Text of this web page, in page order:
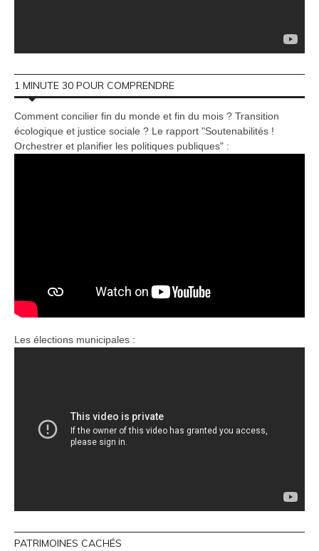
1 MINUTE 30 POUR COMPRENDRE
Comment concilier fin du monde et fin du mois ? Transition
écologique et justice sociale ? Le rapport "Soutenabilités !
Orchestrer et planifier les politiques publiques" :
Les élections municipales :
PATRIMOINES CACHÉS